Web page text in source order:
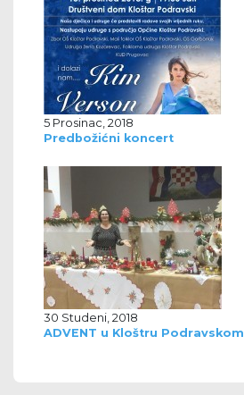
5 Prosinac, 2018
Predbožićni koncert
30 Studeni, 2018
ADVENT u Kloštru Podravskom